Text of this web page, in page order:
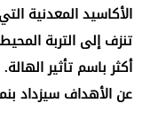
الأكاسيد المعدنية
تنزف إلى التربة
أكثر باسم تأثير
عن الأهداف سيزداد